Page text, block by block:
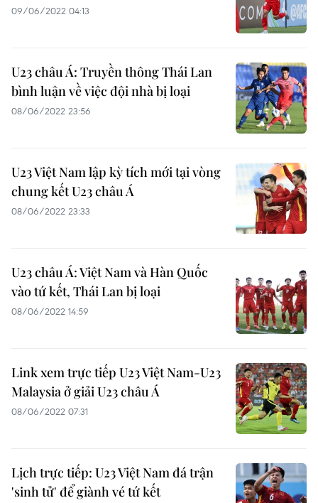
09/06/2022 04:13
U23 châu Á: Truyền thông Thái Lan
bình luận về việc đội nhà bị loại
08/06/2022 23:56
U23 Việt Nam lập kỳ tích mới tại vòng
chung kết U23 châu Á
08/06/2022 23:33
U23 châu Á: Việt Nam và Hàn Quốc
vào tứ kết, Thái Lan bị loại
08/06/2022 14:59
Link xem trực tiếp U23 Việt Nam-U23
Malaysia ở giải U23 châu Á
08/06/2022 07:31
Lịch trực tiếp: U23 Việt Nam đá trận
'sinh tử' để giành vé tứ kết